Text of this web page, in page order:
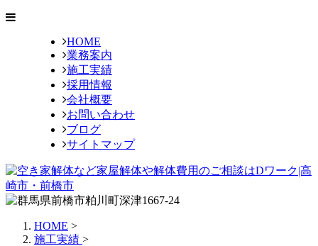
HOME
業務案内
施工実績
採用情報
会社概要
お問い合わせ
ブログ
サイトマップ
HOME >
施工実績 >